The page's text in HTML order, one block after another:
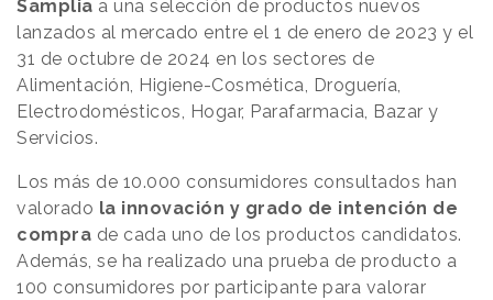
Samplia a una selección de productos nuevos
lanzados al mercado entre el 1 de enero de 2023 y el
31 de octubre de 2024 en los sectores de
Alimentación, Higiene-Cosmética, Droguería,
Electrodomésticos, Hogar, Parafarmacia, Bazar y
Servicios.
Los más de 10.000 consumidores consultados han
valorado la innovación y grado de intención de
compra de cada uno de los productos candidatos.
Además, se ha realizado una prueba de producto a
100 consumidores por participante para valorar